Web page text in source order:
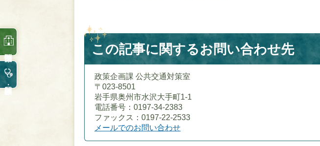
この記事に関するお問い合わせ先
政策企画課 公共交通対策室
〒023-8501
岩手県奥州市水沢大手町1-1
電話番号：0197-34-2383
ファックス：0197-22-2533
メールでのお問い合わせ